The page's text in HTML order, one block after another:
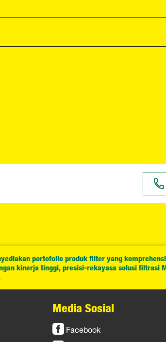
portofolio produk filter yang
kinerja tinggi, presisi-rekayasa solusi filtrasi
Media Sosial
Facebook